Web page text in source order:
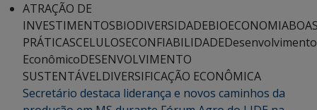
ATRAÇÃO DE
INVESTIMENTOSBIODIVERSIDADEBIOECONOMIA
PRÁTICASCELULOSECONFIABILIDADEDesenvolvimento
EconômicoDESENVOLVIMENTO
SUSTENTÁVELDIVERSIFICAÇÃO ECONÔMICA
Secretário destaca liderança e novos caminhos da